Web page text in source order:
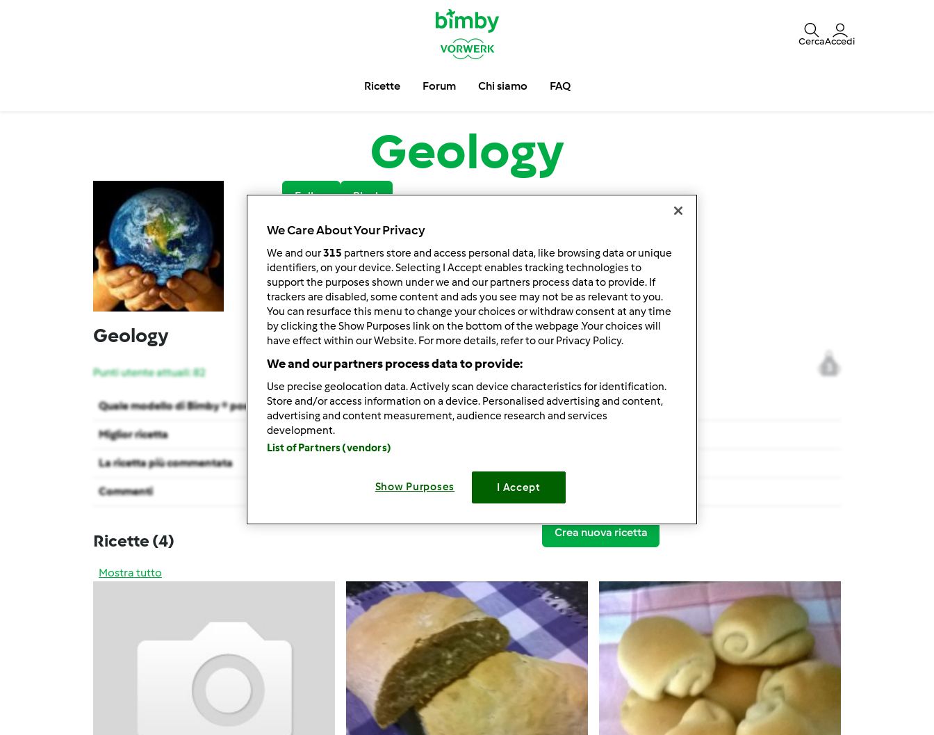
CercaAccedi
Ricette Forum Chi siamo FAQ
Geology
Follow Block
Geology
3
Punti utente attuali: 82
Quale modello di Bimby ® possiedi ? Thermomix ® TM 5
Miglior ricetta
La ricetta più commentata
Commenti 20
Ricette (4)
Mostra tutto
Crea nuova ricetta
We Care About Your Privacy
We and our315 partners store and access personal data, like browsing data or unique
identifiers, on your device. Selecting I Accept enables tracking technologies to
support the purposes shown under we and our partners process data to provide. If
trackers are disabled, some content and ads you see may not be as relevant to you.
You can resurface this menu to change your choices or withdraw consent at any time
by clicking the Show Purposes link on the bottom of the webpage .Your choices will
have effect within our Website. For more details, refer to our Privacy Policy.
We and our partners process data to provide:
Use precise geolocation data. Actively scan device characteristics for identification.
Store and/or access information on a device. Personalised advertising and content,
advertising and content measurement, audience research and services
development.
List of Partners (vendors)
Show Purposes I Accept